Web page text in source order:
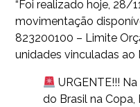
“Foi realizado hoje, 28/
movimentação
823200100 – Limite
unidades vinculadas ao
URGENTE!!!
do Brasil na